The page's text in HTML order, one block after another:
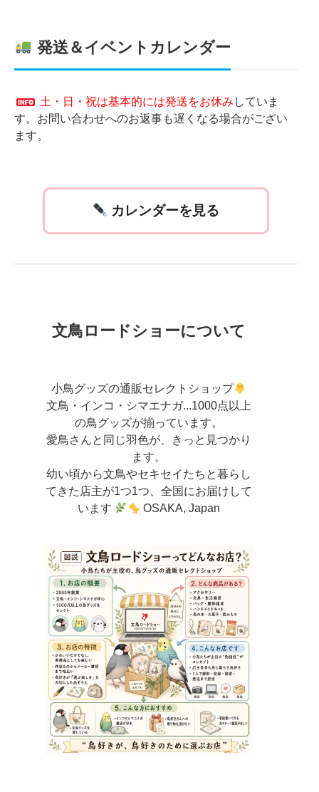
発送＆イベントカレンダー
土・日・祝は基本的には発送をお休み していま
す。お問い合わせへのお返事も遅くなる場合がござい
ます。
カレンダーを見る
文鳥ロードショーについて
小鳥グッズの通販セレクトショップ
文鳥・インコ・シマエナガ...1000点以上
の鳥グッズが揃っています。
愛鳥さんと同じ羽色が、きっと見つかり
ます。
幼い頃から文鳥やセキセイたちと暮らし
てきた店主が1つ1つ、全国にお届けして
います
OSAKA, Japan